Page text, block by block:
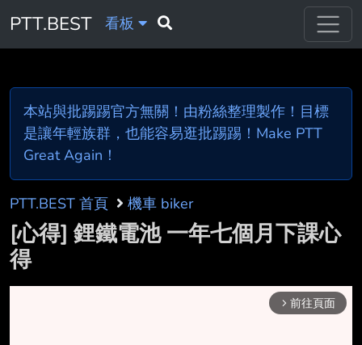
PTT.BEST 看板
本站與批踢踢官方無關！由粉絲整理製作！目標
是讓年輕族群，也能容易逛批踢踢！Make PTT
Great Again！
PTT.BEST 首頁 機車 biker
[心得] 鋰鐵電池 一年七個月下課心
得
arrow_forward_ios 前往頁面